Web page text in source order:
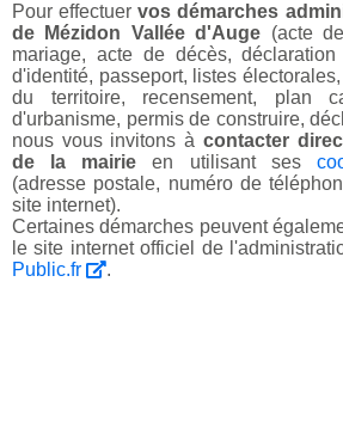
Pour effectuervos démarches
de Mézidon Vallée d'Auge (acte
mariage, acte de décès,
d'identité, passeport, listes
du territoire, recensement, plan
d'urbanisme, permis de construire,
nous vous invitons à contacter
de la mairie en utilisant ses
(adresse postale, numéro de
site internet).
Certaines démarches peuvent
le site internet officiel de
Public.fr
.